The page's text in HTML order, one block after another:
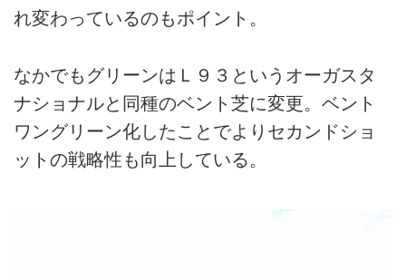
れ変わっているのもポイント。
なかでもグリーンはＬ９３というオーガスタ
ナショナルと同種のベント芝に変更。ベント
ワングリーン化したことでよりセカンドショ
ットの戦略性も向上している。